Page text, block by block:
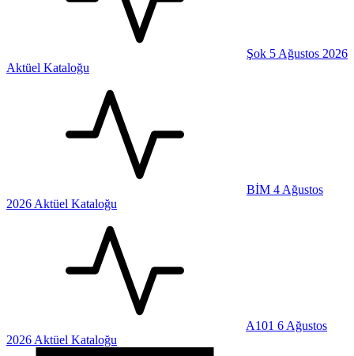
Şok 5 Ağustos 2026
Aktüel Kataloğu
BİM 4 Ağustos
2026 Aktüel Kataloğu
A101 6 Ağustos
2026 Aktüel Kataloğu